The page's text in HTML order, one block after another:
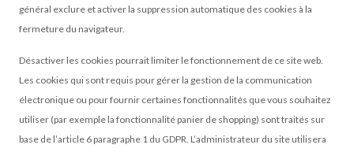
général exclure et activer la suppression automatique des cookies à la
fermeture du navigateur.
Désactiver les cookies pourrait limiter le fonctionnement de ce site web.
Les cookies qui sont requis pour gérer la gestion de la communication
électronique ou pour fournir certaines fonctionnalités que vous souhaitez
utiliser (par exemple la fonctionnalité panier de shopping) sont traités sur
base de l’article 6 paragraphe 1 du GDPR. L’administrateur du site utilisera